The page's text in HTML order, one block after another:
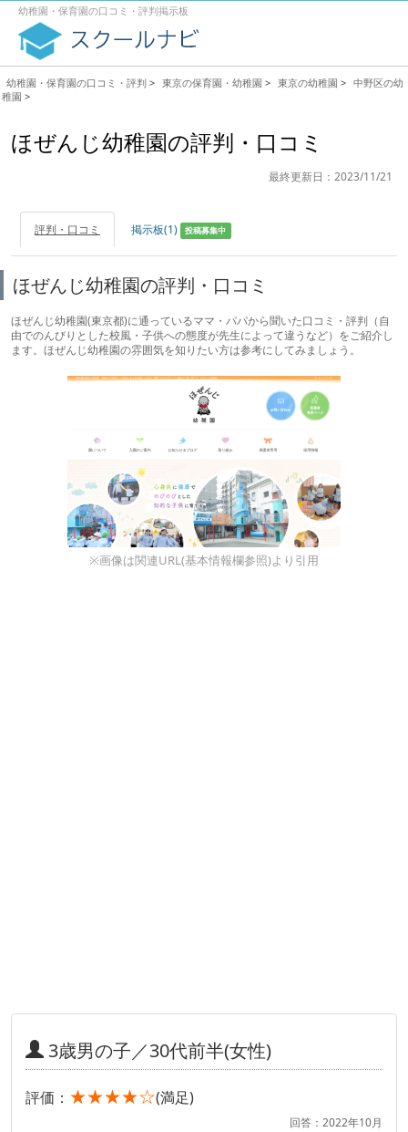
幼稚園・保育園の口コミ・評判掲示板
幼稚園・保育園の口コミ・評判 > 東京の保育園・幼稚園 > 東京の幼稚園 > 中野区の幼
稚園 >
ほぜんじ幼稚園の評判・口コミ
最終更新日：2023/11/21
評判・口コミ 掲示板(1) 投稿募集中
ほぜんじ幼稚園の評判・口コミ
ほぜんじ幼稚園(東京都)に通っているママ・パパから聞いた口コミ・評判（自
由でのんびりとした校風・子供への態度が先生によって違うなど）をご紹介し
ます。ほぜんじ幼稚園の雰囲気を知りたい方は参考にしてみましょう。
※画像は関連URL(基本情報欄参照)より引用
3歳男の子／30代前半(女性)
評価： ★★★★☆(満足)
回答：2022年10月